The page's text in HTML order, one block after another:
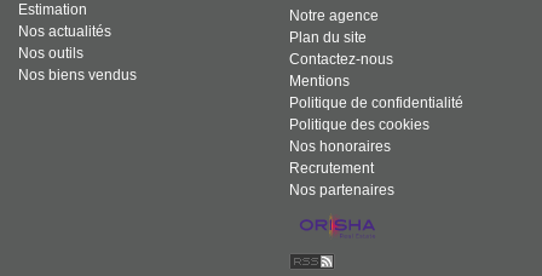
Estimation
Nos actualités
Nos outils
Nos biens vendus
Notre agence
Plan du site
Contactez-nous
Mentions
Politique de confidentialité
Politique des cookies
Nos honoraires
Recrutement
Nos partenaires